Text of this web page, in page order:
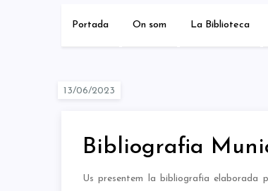
Portada On som La Biblioteca
Bibliografia
Us presentem la bibliografia elaborada